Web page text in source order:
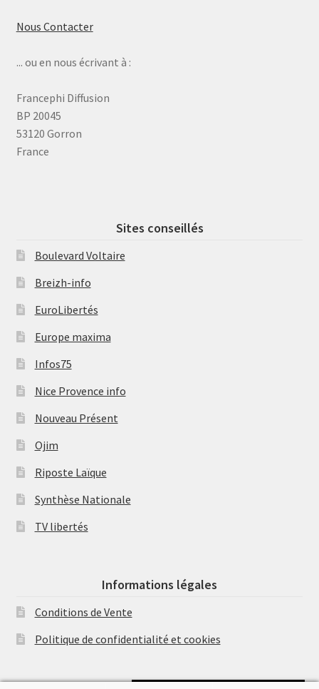
Nous Contacter
... ou en nous écrivant à :
Francephi Diffusion
BP 20045
53120 Gorron
France
Sites conseillés
Boulevard Voltaire
Breizh-info
EuroLibertés
Europe maxima
Infos75
Nice Provence info
Nouveau Présent
Ojim
Riposte Laïque
Synthèse Nationale
TV libertés
Informations légales
Conditions de Vente
Politique de confidentialité et cookies